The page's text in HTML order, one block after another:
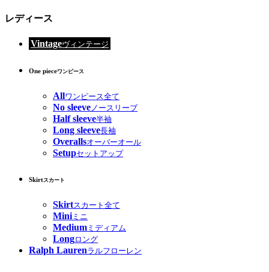
レディース
Vintageヴィンテージ
One pieceワンピース
Allワンピース全て
No sleeve ノースリーブ
Half sleeve半袖
Long sleeve長袖
Overallsオーバーオール
Setupセットアップ
Skirtスカート
Skirtスカート全て
Miniミニ
Medium ミディアム
Longロング
Ralph Laurenラルフローレン